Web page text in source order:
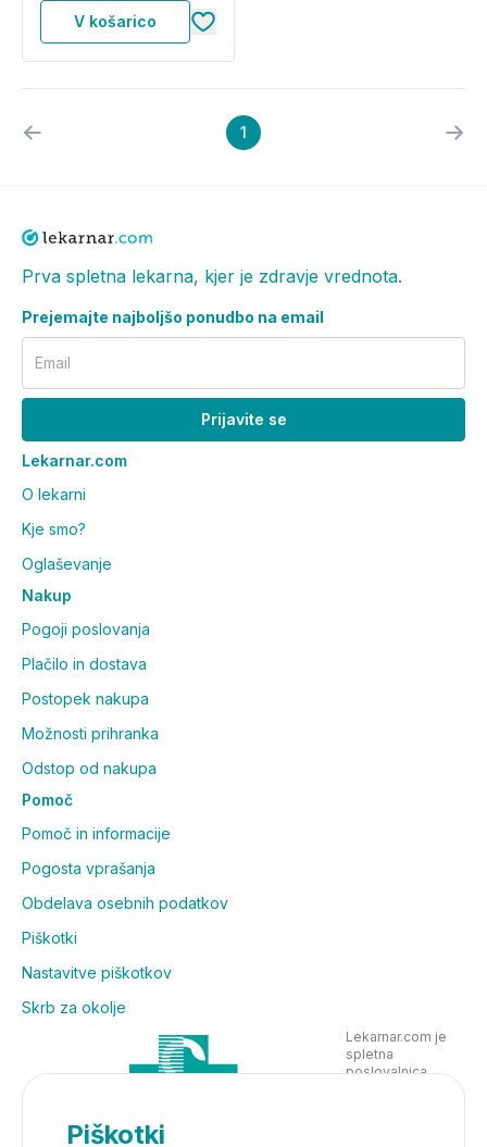
V košarico
1
Prva spletna lekarna, kjer je zdravje vrednota.
Prejemajte najboljšo ponudbo na email
Email
Prijavite se
Lekarnar.com
O lekarni
Kje smo?
Oglaševanje
Nakup
Pogoji poslovanja
Plačilo in dostava
Postopek nakupa
Možnosti prihranka
Odstop od nakupa
Pomoč
Pomoč in informacije
Pogosta vprašanja
Obdelava osebnih podatkov
Piškotki
Nastavitve piškotkov
Skrb za okolje
Lekarnar.com je
spletna
poslovalnica
Piškotki